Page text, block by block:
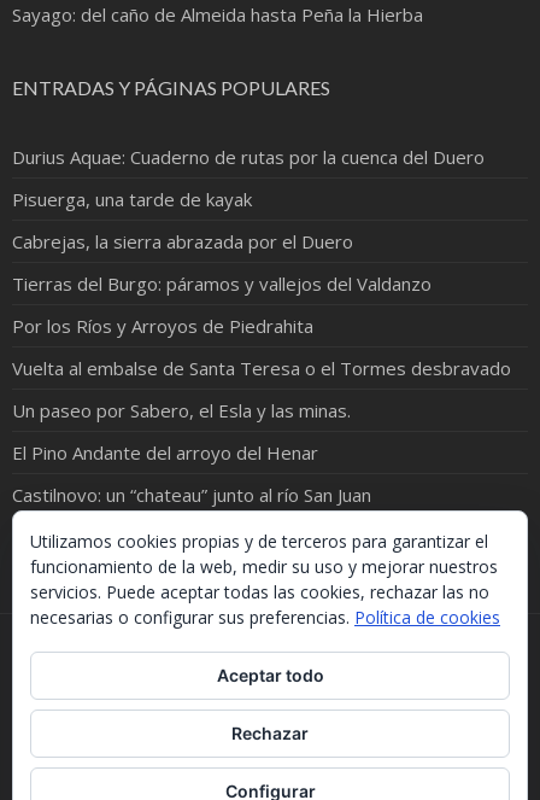
Sayago: del caño de Almeida hasta Peña la Hierba
ENTRADAS Y PÁGINAS POPULARES
Durius Aquae: Cuaderno de rutas por la cuenca del Duero
Pisuerga, una tarde de kayak
Cabrejas, la sierra abrazada por el Duero
Tierras del Burgo: páramos y vallejos del Valdanzo
Por los Ríos y Arroyos de Piedrahita
Vuelta al embalse de Santa Teresa o el Tormes desbravado
Un paseo por Sabero, el Esla y las minas.
El Pino Andante del arroyo del Henar
Castilnovo: un “chateau” junto al río San Juan
Campo de Gómara
Si necesitas algo de este blog puedes cogerlo, lo único
que te pido es que menciones la procedencia. Gracias.
Should you need something from this blog, just take it.
The only thing I'd ask you is to mention this site. Many
thanks.
WordPress Theme :Fotography
Utilizamos cookies propias y de terceros para garantizar el
funcionamiento de la web, medir su uso y mejorar nuestros
servicios. Puede aceptar todas las cookies, rechazar las no
necesarias o configurar sus preferencias. Política de cookies
Aceptar todo
Rechazar
Configurar